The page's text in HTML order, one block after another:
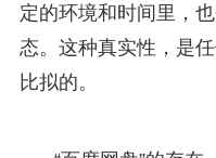
定的环境和时间里，
态。这种真实性，是
比拟的。